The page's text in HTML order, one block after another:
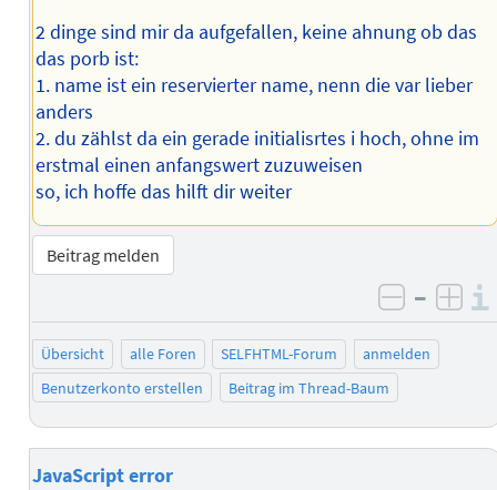
2 dinge sind mir da aufgefallen, keine ahnung ob das
das porb ist:
1. name ist ein reservierter name, nenn die var lieber
anders
2. du zählst da ein gerade initialisrtes i hoch, ohne im
erstmal einen anfangswert zuzuweisen
so, ich hoffe das hilft dir weiter
Beitrag melden
negativ
–
Übersicht alle Foren SELFHTML-Forum
anmelden
Benutzerkonto erstellen
Beitrag im Thread-Baum
JavaScript error